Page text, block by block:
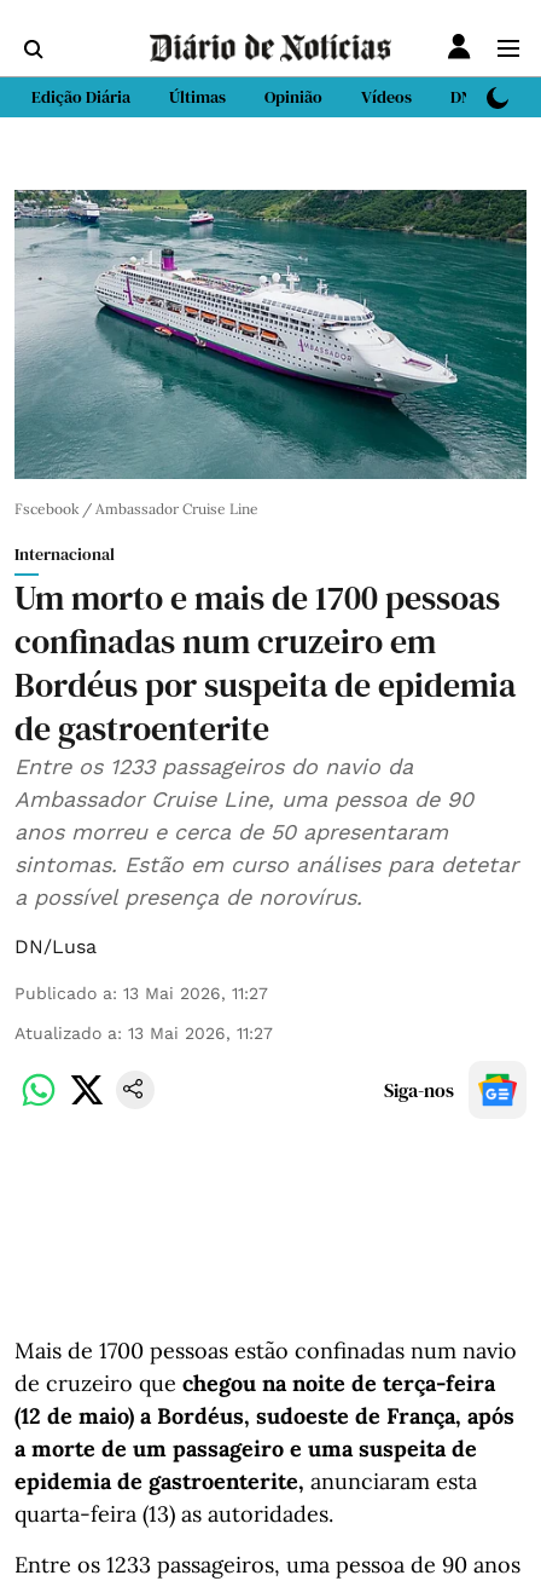
Edição Diária Últimas Opinião Vídeos DN Sport
Fscebook / Ambassador Cruise Line
Internacional
Um morto e mais de 1700 pessoas
confinadas num cruzeiro em
Bordéus por suspeita de epidemia
de gastroenterite
Entre os 1233 passageiros do navio da
Ambassador Cruise Line, uma pessoa de 90
anos morreu e cerca de 50 apresentaram
sintomas. Estão em curso análises para detetar
a possível presença de norovírus.
DN/Lusa
Publicado a: 13 Mai 2026, 11:27
Atualizado a: 13 Mai 2026, 11:27
Siga-nos
Mais de 1700 pessoas estão confinadas num navio
de cruzeiro que chegou na noite de terça-feira
(12 de maio) a Bordéus, sudoeste de França, após
a morte de um passageiro e uma suspeita de
epidemia de gastroenterite, anunciaram esta
quarta-feira (13) as autoridades.
Entre os 1233 passageiros, uma pessoa de 90 anos